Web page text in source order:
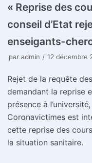
« Reprise des
conseil d’Etat
enseigants-
par admin 12 décembre
Rejet de la requête
demandant la reprise
présence à
Coronavictimes est
cette reprise des
la situation sanitaire.